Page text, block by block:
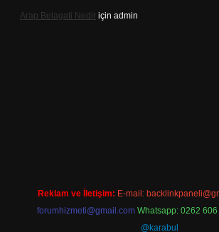
Arap Belagati Nedir için admin
Reklam ve İletişim: E-mail:
forumhizmeti@gmail.com Whatsapp: 0262 606
@karabul